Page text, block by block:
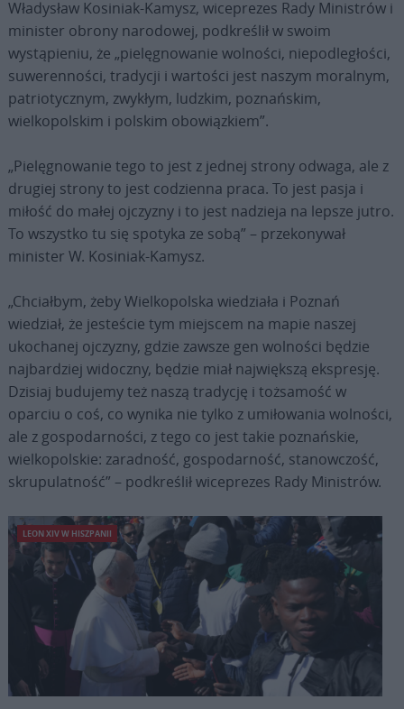
Władysław Kosiniak-Kamysz, wiceprezes Rady Ministrów i
minister obrony narodowej, podkreślił w swoim
wystąpieniu, że „pielęgnowanie wolności, niepodległości,
suwerenności, tradycji i wartości jest naszym moralnym,
patriotycznym, zwykłym, ludzkim, poznańskim,
wielkopolskim i polskim obowiązkiem”.
„Pielęgnowanie tego to jest z jednej strony odwaga, ale z
drugiej strony to jest codzienna praca. To jest pasja i
miłość do małej ojczyzny i to jest nadzieja na lepsze jutro.
To wszystko tu się spotyka ze sobą” – przekonywał
minister W. Kosiniak-Kamysz.
„Chciałbym, żeby Wielkopolska wiedziała i Poznań
wiedział, że jesteście tym miejscem na mapie naszej
ukochanej ojczyzny, gdzie zawsze gen wolności będzie
najbardziej widoczny, będzie miał największą ekspresję.
Dzisiaj budujemy też naszą tradycję i tożsamość w
oparciu o coś, co wynika nie tylko z umiłowania wolności,
ale z gospodarności, z tego co jest takie poznańskie,
wielkopolskie: zaradność, gospodarność, stanowczość,
skrupulatność” – podkreślił wiceprezes Rady Ministrów.
LEON XIV W HISZPANII